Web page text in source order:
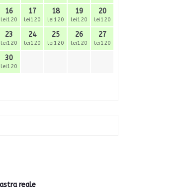
16
lei120
17
lei120
18
lei120
19
lei120
20
lei120
23
lei120
24
lei120
25
lei120
26
lei120
27
lei120
30
lei120
reale